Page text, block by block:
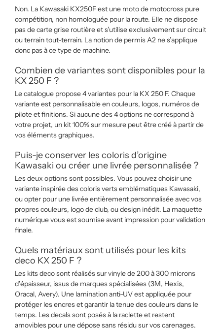
Non. La Kawasaki KX250F est une moto de motocross pure
compétition, non homologuée pour la route. Elle ne dispose
pas de carte grise routière et s’utilise exclusivement sur circuit
ou terrain tout-terrain. La notion de permis A2 ne s’applique
donc pas à ce type de machine.
Combien de variantes sont disponibles pour la
KX 250 F ?
Le catalogue propose 4 variantes pour la KX 250 F. Chaque
variante est personnalisable en couleurs, logos, numéros de
pilote et finitions. Si aucune des 4 options ne correspond à
votre projet, un kit 100% sur mesure peut être créé à partir de
vos éléments graphiques.
Puis-je conserver les coloris d’origine
Kawasaki ou créer une livrée personnalisée ?
Les deux options sont possibles. Vous pouvez choisir une
variante inspirée des coloris verts emblématiques Kawasaki,
ou opter pour une livrée entièrement personnalisée avec vos
propres couleurs, logo de club, ou design inédit. La maquette
numérique vous est soumise avant impression pour validation
finale.
Quels matériaux sont utilisés pour les kits
deco KX 250 F ?
Les kits deco sont réalisés sur vinyle de 200 à 300 microns
d’épaisseur, issus de marques spécialisées (3M, Hexis,
Oracal, Avery). Une lamination anti-UV est appliquée pour
protéger les encres et garantir la tenue des couleurs dans le
temps. Les decals sont posés à la raclette et restent
amovibles pour une dépose sans résidu sur vos carenages.